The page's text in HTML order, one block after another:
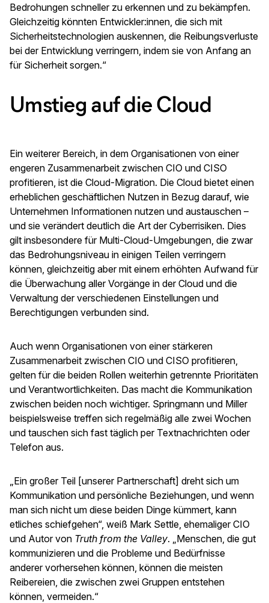
Bedrohungen schneller zu erkennen und zu bekämpfen.
Gleichzeitig könnten Entwickler:innen, die sich mit
Sicherheitstechnologien auskennen, die Reibungsverluste
bei der Entwicklung verringern, indem sie von Anfang an
für Sicherheit sorgen.“
Umstieg auf die Cloud
Ein weiterer Bereich, in dem Organisationen von einer
engeren Zusammenarbeit zwischen CIO und CISO
profitieren, ist die Cloud-Migration. Die Cloud bietet einen
erheblichen geschäftlichen Nutzen in Bezug darauf, wie
Unternehmen Informationen nutzen und austauschen –
und sie verändert deutlich die Art der Cyberrisiken. Dies
gilt insbesondere für Multi-Cloud-Umgebungen, die zwar
das Bedrohungsniveau in einigen Teilen verringern
können, gleichzeitig aber mit einem erhöhten Aufwand für
die Überwachung aller Vorgänge in der Cloud und die
Verwaltung der verschiedenen Einstellungen und
Berechtigungen verbunden sind.
Auch wenn Organisationen von einer stärkeren
Zusammenarbeit zwischen CIO und CISO profitieren,
gelten für die beiden Rollen weiterhin getrennte Prioritäten
und Verantwortlichkeiten. Das macht die Kommunikation
zwischen beiden noch wichtiger. Springmann und Miller
beispielsweise treffen sich regelmäßig alle zwei Wochen
und tauschen sich fast täglich per Textnachrichten oder
Telefon aus.
„Ein großer Teil [unserer Partnerschaft] dreht sich um
Kommunikation und persönliche Beziehungen, und wenn
man sich nicht um diese beiden Dinge kümmert, kann
etliches schiefgehen“, weiß Mark Settle, ehemaliger CIO
und Autor von Truth from the Valley. „Menschen, die gut
kommunizieren und die Probleme und Bedürfnisse
anderer vorhersehen können, können die meisten
Reibereien, die zwischen zwei Gruppen entstehen
können, vermeiden.“